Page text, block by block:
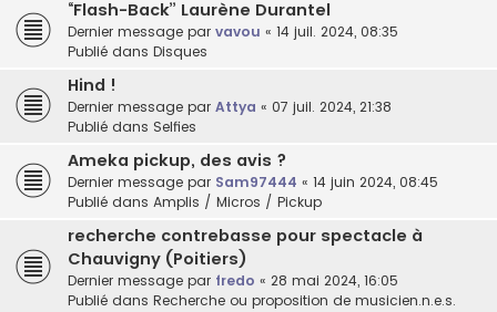
“Flash-Back” Laurène Durantel
Dernier message par vavou « 14 juil. 2024, 08:35
Publié dans Disques
Hind !
Dernier message par Attya « 07 juil. 2024, 21:38
Publié dans Selfies
Ameka pickup, des avis ?
Dernier message par Sam97444 « 14 juin 2024, 08:45
Publié dans Amplis / Micros / Pickup
recherche contrebasse pour spectacle à
Chauvigny (Poitiers)
Dernier message par fredo « 28 mai 2024, 16:05
Publié dans Recherche ou proposition de musicien.n.e.s.